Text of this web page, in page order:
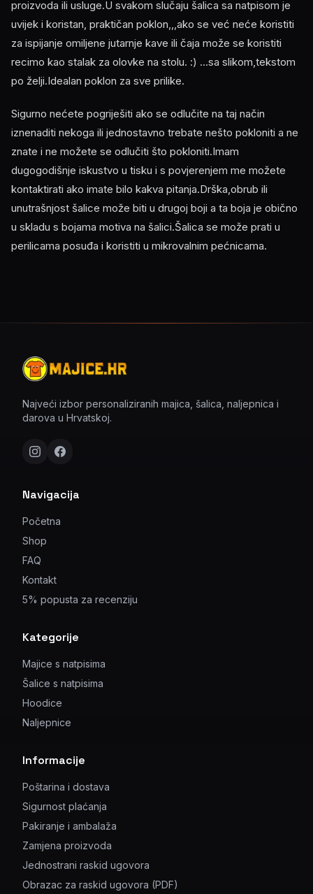
proizvoda ili usluge.U svakom slučaju šalica sa natpisom je
uvijek i koristan, praktičan poklon,,,ako se već neće koristiti
za ispijanje omiljene jutarnje kave ili čaja može se koristiti
recimo kao stalak za olovke na stolu. :) ...sa slikom,tekstom
po želji.Idealan poklon za sve prilike.
Sigurno nećete pogriješiti ako se odlučite na taj način
iznenaditi nekoga ili jednostavno trebate nešto pokloniti a ne
znate i ne možete se odlučiti što pokloniti.Imam
dugogodišnje iskustvo u tisku i s povjerenjem me možete
kontaktirati ako imate bilo kakva pitanja.Drška,obrub ili
unutrašnjost šalice može biti u drugoj boji a ta boja je obično
u skladu s bojama motiva na šalici.Šalica se može prati u
perilicama posuđa i koristiti u mikrovalnim pećnicama.
Najveći izbor personaliziranih majica, šalica, naljepnica i
darova u Hrvatskoj.
Navigacija
Početna
Shop
FAQ
Kontakt
5% popusta za recenziju
Kategorije
Majice s natpisima
Šalice s natpisima
Hoodice
Naljepnice
Informacije
Poštarina i dostava
Sigurnost plaćanja
Pakiranje i ambalaža
Zamjena proizvoda
Jednostrani raskid ugovora
Obrazac za raskid ugovora (PDF)